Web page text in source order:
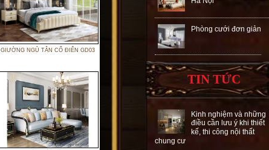
GIƯỜNG NGỦ TÂN CỔ ĐIỂN GD03
Phòng cưới đơn giản
TIN TỨC
Kinh nghiệm và những
điều cần lưu ý khi thiết
kế, thi công nội thất
chung cư